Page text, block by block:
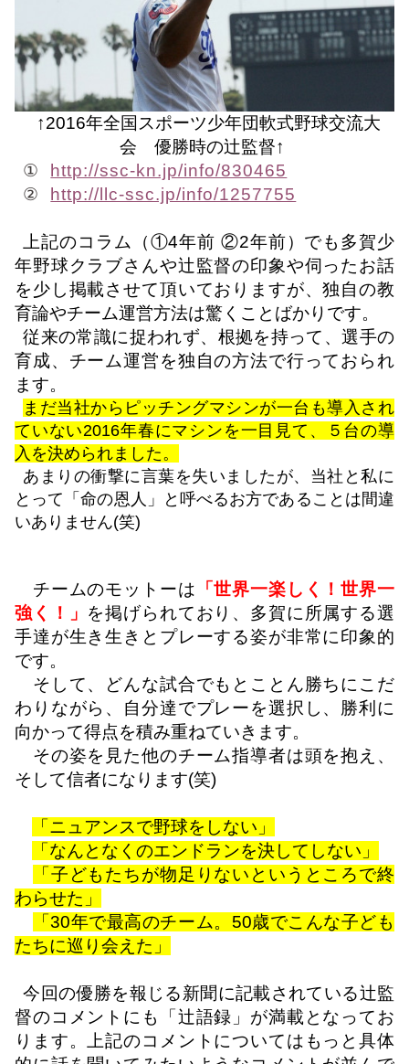
↑2016年全国スポーツ少年団軟式野球交流大
会 優勝時の辻監督↑
①
http://ssc-kn.jp/info/830465
②
http://llc-ssc.jp/info/1257755
上記のコラム（①4年前 ②2年前）でも多賀少
年野球クラブさんや辻監督の印象や伺ったお話
を少し掲載させて頂いておりますが、独自の教
育論やチーム運営方法は驚くことばかりです。
従来の常識に捉われず、根拠を持って、選手の
育成、チーム運営を独自の方法で行っておられ
ます。
まだ当社からピッチングマシンが一台も導入され
ていない2016年春にマシンを一目見て、５台の導
入を決められました。
あまりの衝撃に言葉を失いましたが、当社と私に
とって「命の恩人」と呼べるお方であることは間違
いありません(笑)
チームのモットーは 「世界一楽しく！世界一
強く！」 を掲げられており、多賀に所属する選
手達が生き生きとプレーする姿が非常に印象的
です。
そして、どんな試合でもとことん勝ちにこだ
わりながら、自分達でプレーを選択し、勝利に
向かって得点を積み重ねていきます。
その姿を見た他のチーム指導者は頭を抱え、
そして信者になります(笑)
「ニュアンスで野球をしない」
「なんとなくのエンドランを決してしない」
「子どもたちが物足りないというところで終
わらせた」
「30年で最高のチーム。 50歳でこんな子ども
たちに巡り会えた」
今回の優勝を報じる新聞に記載されている辻監
督のコメントにも「辻語録」が満載となってお
ります。上記のコメントについてはもっと具体